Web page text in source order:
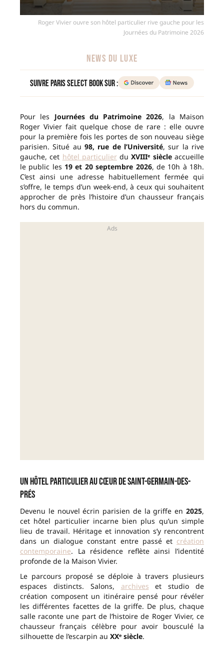
Roger Vivier ouvre son hôtel particulier rive gauche pour les
Journées du Patrimoine 2026
NEWS DU LUXE
Suivre Paris Select Book sur :
Pour les Journées du Patrimoine 2026, la Maison
Roger Vivier fait quelque chose de rare : elle ouvre
pour la première fois les portes de son nouveau siège
parisien. Situé au 98, rue de l’Université, sur la rive
gauche, cet hôtel particulierduXVIIIᵉ siècleaccueille
le public les 19 et 20 septembre 2026, de 10h à 18h.
C’est ainsi une adresse habituellement fermée qui
s’offre, le temps d’un week-end, à ceux qui souhaitent
approcher de près l’histoire d’un chausseur français
hors du commun.
Un hôtel particulier au cœur de Saint-Germain-des-
Prés
Devenu le nouvel écrin parisien de la griffe en 2025,
cet hôtel particulier incarne bien plus qu’un simple
lieu de travail. Héritage et innovation s’y rencontrent
dans un dialogue constant entre passé et création
contemporaine. La résidence reflète ainsi l’identité
profonde de la Maison Vivier.
Le parcours proposé se déploie à travers plusieurs
espaces distincts. Salons, archives et studio de
création composent un itinéraire pensé pour révéler
les différentes facettes de la griffe. De plus, chaque
salle raconte une part de l’histoire de Roger Vivier, ce
chausseur français célèbre pour avoir bousculé la
silhouette de l’escarpin au XXᵉ siècle.